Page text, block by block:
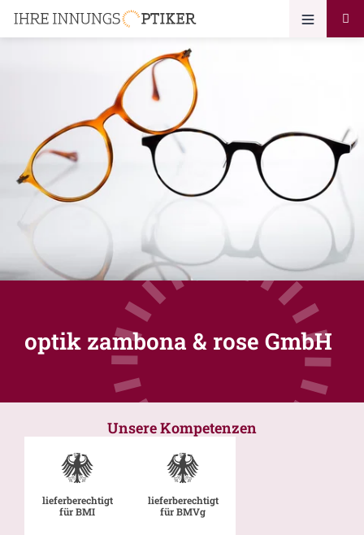
optik zambona & rose GmbH
Unsere Kompetenzen
lieferberechtigt
für BMI
lieferberechtigt
für BMVg